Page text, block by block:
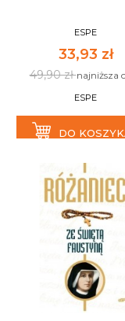
ESPE
33,93 zł
49,90 złnajniższa
ESPE
DO